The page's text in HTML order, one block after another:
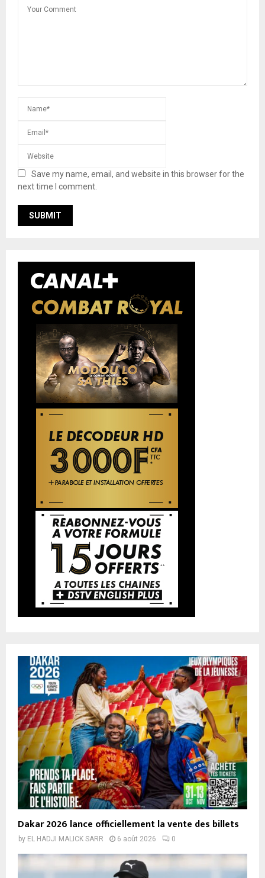
Save my name, email, and website in this browser for the
next time I comment.
Dakar 2026 lance officiellement la vente des billets
by EL HADJI MALICK SARR 6 août 2026 0